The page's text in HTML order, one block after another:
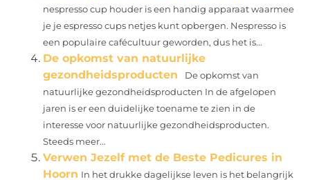
nespresso cup houder is een handig apparaat waarmee
je je espresso cups netjes kunt opbergen. Nespresso is
een populaire cafécultuur geworden, dus het is...
De opkomst van natuurlijke
gezondheidsproducten
De opkomst van
natuurlijke gezondheidsproducten In de afgelopen
jaren is er een duidelijke toename te zien in de
interesse voor natuurlijke gezondheidsproducten.
Steeds meer...
Verwen Jezelf met de Beste Pedicures in
Hoorn In het drukke dagelijkse leven is het belangrijk